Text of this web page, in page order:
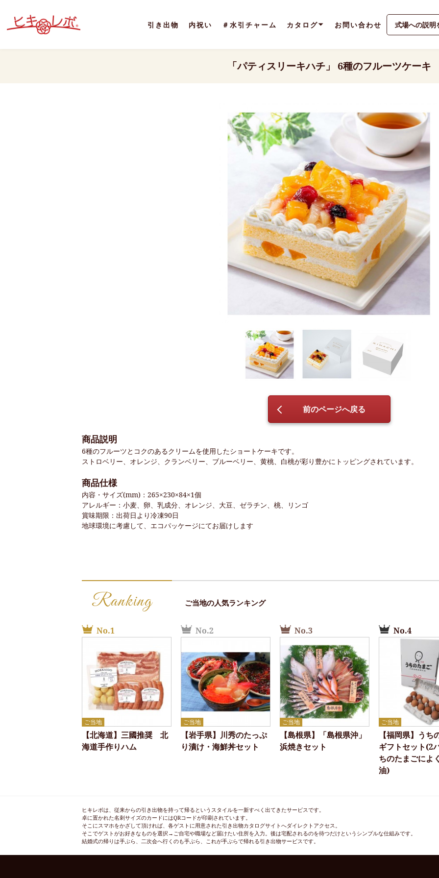
引き出物 内祝い ＃水引チャーム カタログ お問い合わせ 式場への説明
「パティスリーキハチ」 6種のフルーツケーキ
前のページへ戻る
商品説明
6種のフルーツとコクのあるクリームを使用したショートケーキです。
ストロベリー、オレンジ、クランベリー、ブルーベリー、黄桃、白桃が彩り豊かにトッピングされています。
商品仕様
内容・サイズ(mm)：265×230×84×1個
アレルギー：小麦、卵、乳成分、オレンジ、大豆、ゼラチン、桃、リンゴ
賞味期限：出荷日より冷凍90日
地球環境に考慮して、エコパッケージにてお届けします
Ranking ご当地の人気ランキング
No.1
ご当地
【北海道】三國推奨 北
海道手作りハム
No.2
ご当地
【岩手県】川秀のたっぷ
り漬け・海鮮丼セット
No.3
ご当地
【島根県】「島根県沖」
浜焼きセット
No.4
ご当地
【福岡県】うち
ギフトセット(2
ちのたまごによ
油)
ヒキレボは、従来からの引き出物を持って帰るというスタイルを一新すべく出てきたサービスです。
卓に置かれた名刺サイズのカードにはQRコードが印刷されています。
そこにスマホをかざして頂ければ、各ゲストに用意された引き出物カタログサイトへダイレクトアクセス。
そこでゲストがお好きなものを選択→ご自宅や職場など届けたい住所を入力。後は宅配されるのを待つだけというシンプルな仕組みです。
結婚式の帰りは手ぶら、二次会へ行くのも手ぶら、これが手ぶらで帰れる引き出物サービスです。